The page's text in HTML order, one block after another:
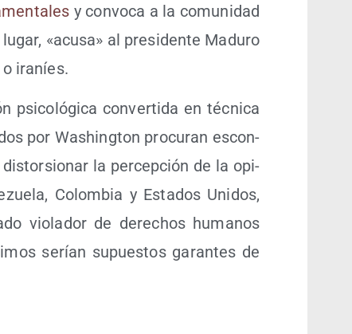
y con­vo­ca a la comu­ni­dad
«acu­sa» al pre­si­den­te Madu­ro
iraníes.
psi­co­ló­gi­ca con­ver­ti­da en téc­ni­ca
por Washing­ton pro­cu­ran escon­
la per­cep­ción de la opi­
Colom­bia y Esta­dos Uni­dos,
vio­la­dor de dere­chos huma­nos
serían supues­tos garan­tes de